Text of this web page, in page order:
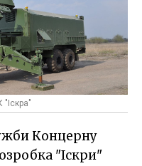
Концерну
"Іскри"